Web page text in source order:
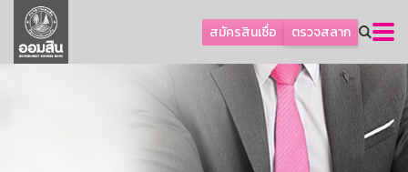
สมัครสินเชื่อ ตรวจสลาก
ลูกค้าธุรกิจ
ลูกค้าผู้ประกอบรายย่อย